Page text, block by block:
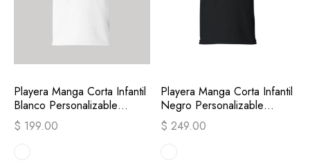
Playera Manga Corta Infantil
Blanco Personalizable
Escudo
$ 199.00
Playera Manga Corta Infantil
Negro Personalizable
Escudo
$ 249.00